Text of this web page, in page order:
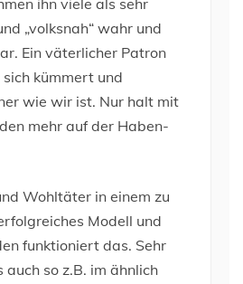
ihn viele als sehr
„volksnah“ wahr und
Ein väterlicher Patron
kümmert und
wie wir ist. Nur halt mit
mehr auf der Haben-
Wohltäter in einem zu
Modell und
funktioniert das. Sehr
so z.B. im ähnlich